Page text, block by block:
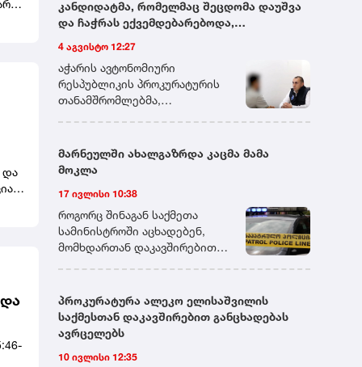
და
კანდიდატმა, რომელმაც შეცდომა დაუშვა
და ჩაჭრას ექვემდებარებოდა,
პროკურატურამ აღნიშნული პირი ქრთამის
მიცემის ფაქტზე დააკავა
4 აგვისტო 12:27
აჭარის ავტონომიური
რესპუბლიკის პროკურატურის
თანამშრომლებმა,
შედეგად,ქრთამის მიმცემი
პირი ბრალდებულად დააკავეს.
საქართველოს სისხლის
სამართლის კოდექსის 339-ე
მუხლის მე-2 ნაწილით
წარედგინება, რაც ოთხიდან
ითვალისწინებს.პროკურატურა
დაკავებულისათვის აღკვეთის
ღონისძიების შეფარდების
შუამდგომლობით
სასამართლოს კანონით
მარნეულში ახალგაზრდა კაცმა მამა
მოკლა
17 ივლისი 10:38
როგორც შინაგან საქმეთა
სამინისტროში აცხადებენ,
მომხდართან დაკავშირებით
მუხლით მიმდინარეობს, რაც
განზრახ მკვლელობას
გულისხმობს.
პროკურატურა ალეკო ელისაშვილის
საქმესთან დაკავშირებით განცხადებას
ავრცელებს
10 ივლისი 12:35